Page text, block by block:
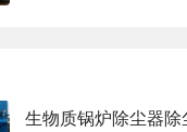
生物质锅炉除尘器